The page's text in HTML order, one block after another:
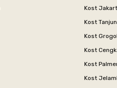
Kost
Kost
Kost Grogol
Kost
Kost
Kost